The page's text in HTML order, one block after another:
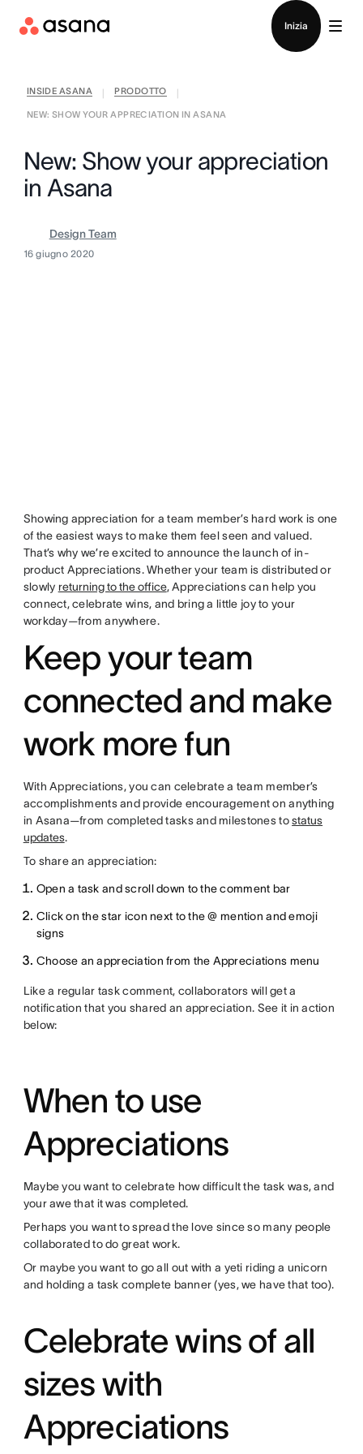
Inizia
INSIDE ASANA PRODOTTO
NEW: SHOW YOUR APPRECIATION IN ASANA
New: Show your appreciation
in Asana
Design Team
16 giugno 2020
Showing appreciation for a team member’s hard work is one
of the easiest ways to make them feel seen and valued.
That’s why we’re excited to announce the launch of in-
product Appreciations. Whether your team is distributed or
slowly returning to the office, Appreciations can help you
connect, celebrate wins, and bring a little joy to your
workday—from anywhere.
Keep your team
connected and make
work more fun
With Appreciations, you can celebrate a team member’s
accomplishments and provide encouragement on anything
in Asana—from completed tasks and milestones tostatus
updates.
To share an appreciation:
Open a task and scroll down to the comment bar
Click on the star icon next to the @ mention and emoji
signs
Choose an appreciation from the Appreciations menu
Like a regular task comment, collaborators will get a
notification that you shared an appreciation. See it in action
below:
When to use
Appreciations
Maybe you want to celebrate how difficult the task was, and
your awe that it was completed.
Perhaps you want to spread the love since so many people
collaborated to do great work.
Or maybe you want to go all out with a yeti riding a unicorn
and holding a task complete banner (yes, we have that too).
Celebrate wins of all
sizes with
Appreciations